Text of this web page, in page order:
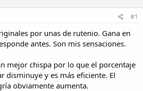
#1
por unas de rutenio. Gana en
antes. Son mis sensaciones.
mejor chispa por lo que el porcentaje
disminuye y es más eficiente. El
obviamente aumenta.